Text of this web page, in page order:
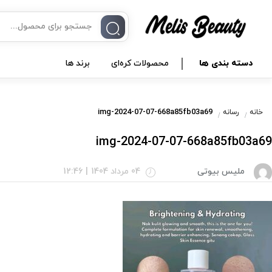
دسته بندی ها محصولات کره‌ای برند ها
خانه رسانه
img-2024-07-07-668a85fb03a69
ملیس بیوتی 04 مرداد 1404 12:46